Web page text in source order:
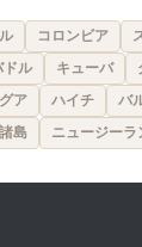
コロンビア
ドル キューバ
ア ハイチ バ
島 ニュージーラ